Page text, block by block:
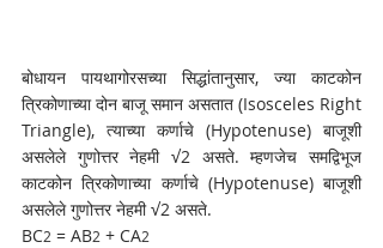
बोधायन पायथागोरसच्या सिद्धांतानुसार, ज्या काटकोन
त्रिकोणाच्या दोन बाजू समान असतात (Isosceles Right
Triangle), त्याच्या कर्णाचे (Hypotenuse) बाजूशी
असलेले गुणोत्तर नेहमी √2 असते. म्हणजेच समद्विभूज
काटकोन त्रिकोणाच्या कर्णाचे (Hypotenuse) बाजूशी
असलेले गुणोत्तर नेहमी √2 असते.
BC2 = AB2 + CA2